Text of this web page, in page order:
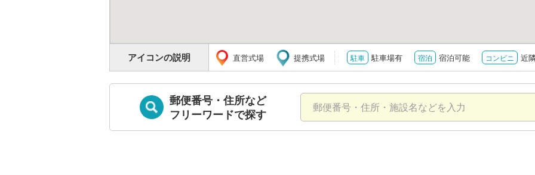
アイコンの説明 直営式場 提携式場 駐車 駐車場有 宿泊 宿泊可能 コンビニ 近
郵便番号・住所など
フリーワードで探す